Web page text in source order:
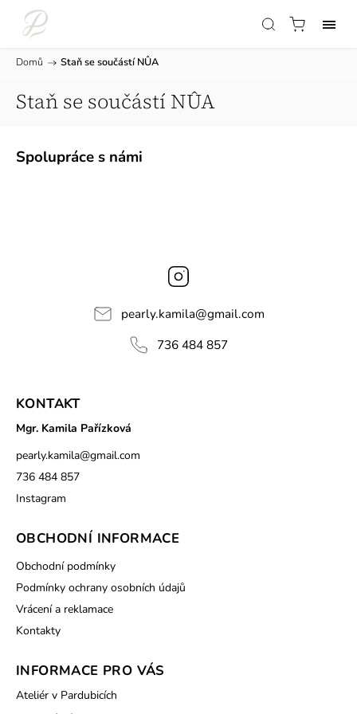
Domů / Staň se součástí NÛA
Staň se součástí NÛA
Spolupráce s námi
pearly.kamila@gmail.com
736 484 857
KONTAKT
Mgr. Kamila Pařízková
pearly.kamila@gmail.com
736 484 857
Instagram
OBCHODNÍ INFORMACE
Obchodní podmínky
Podmínky ochrany osobních údajů
Vrácení a reklamace
Kontakty
INFORMACE PRO VÁS
Ateliér v Pardubicích